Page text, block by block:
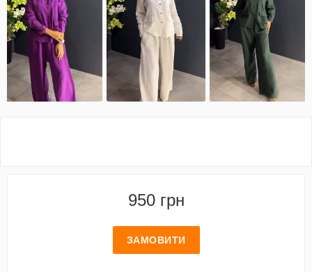
950 грн
ЗАМОВИТИ